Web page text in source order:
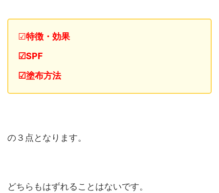
☑特徴・効果
☑SPF
☑塗布方法
の３点となります。
どちらもはずれることはないです。